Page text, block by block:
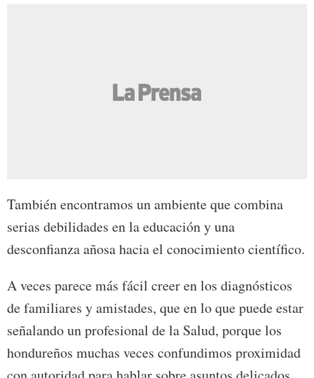
También encontramos un ambiente que combina
serias debilidades en la educación y una
desconfianza añosa hacia el conocimiento científico.
A veces parece más fácil creer en los diagnósticos
de familiares y amistades, que en lo que puede estar
señalando un profesional de la Salud, porque los
hondureños muchas veces confundimos proximidad